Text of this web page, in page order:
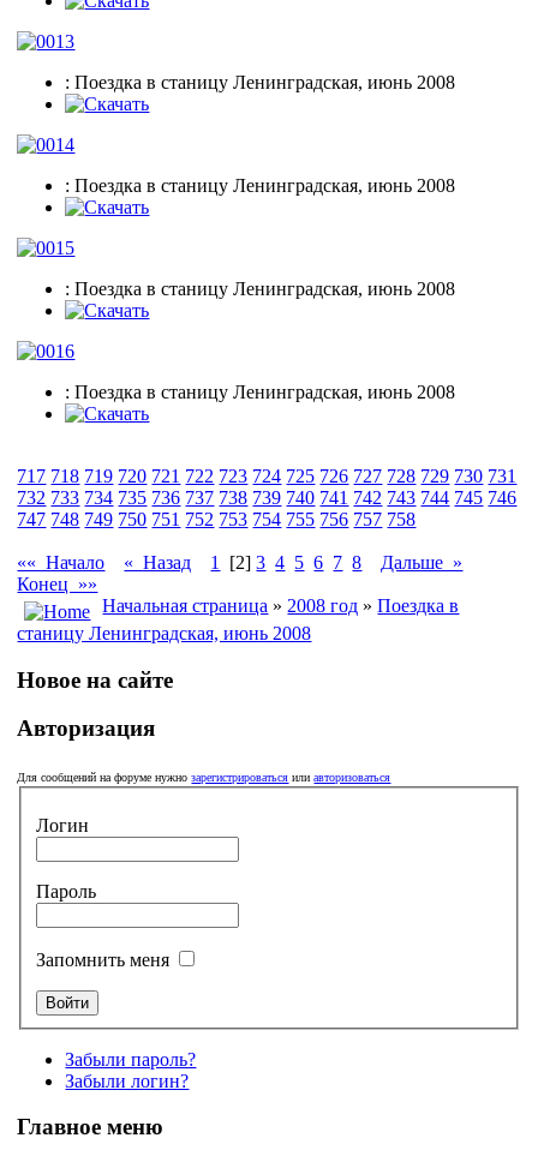
: Поездка в станицу Ленинградская, июнь 2008
: Поездка в станицу Ленинградская, июнь 2008
: Поездка в станицу Ленинградская, июнь 2008
: Поездка в станицу Ленинградская, июнь 2008
717 718 719 720 721 722 723 724 725 726 727 728 729 730 731
732 733 734 735 736 737 738 739 740 741 742 743 744 745 746
747 748 749 750 751 752 753 754 755 756 757 758
«« Начало « Назад 1 [2] 3 4 5 6 7 8
Дальше »
Конец »»
Начальная страница » 2008 год »Поездка в
станицу Ленинградская, июнь 2008
Новое на сайте
Авторизация
Для сообщений на форуме нужнозарегистрироваться илиавторизоваться
Логин
Пароль
Запомнить меня
Забыли пароль?
Забыли логин?
Главное меню